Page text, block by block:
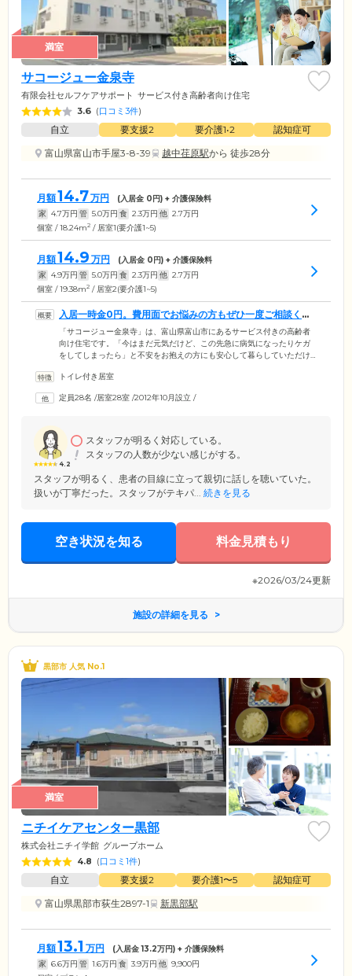
満室
サコージュー金泉寺
有限会社セルフケアサポート サービス付き高齢者向け住宅
3.6 (口コミ3件)
自立 要支援2 要介護1•2
認知症可
富山県富山市手屋3-8-39
越中荏原駅から 徒歩28分
月額14.7万円 (入居金 0円) + 介護保険料
家 4.7万円 管 5.0万円 食 2.3万円 他 2.7万円
個室 / 18.24m2 / 居室1(要介護1~5)
月額14.9 万円 (入居金 0円) + 介護保険料
家 4.9万円 管 5.0万円 食 2.3万円 他 2.7万円
個室 / 19.38m2 / 居室2(要介護1~5)
入居一時金0円。費用面でお悩みの方もぜひ一度ご相談くだ
さい
「サコージュー金泉寺」は、富山県富山市にあるサービス付きの高齢者
向け住宅です。「今はまだ元気だけど、この先急に病気になったりケガ
をしてしまったら」と不安をお抱えの方にも安心して暮らしていただけ
ました。専任のスタッフは24時間常駐しており、日々みなさまの安否確
やご家族様の経済的・精神的な負担になる入居一時金は一切不要としま
トイレ付き居室
定員28名 /居室28室 /2012年10月設立 /
4.2
スタッフが明るく対応している。
スタッフの人数が少ない感じがする。
スタッフが明るく、患者の目線に立って親切に話しを聴いていた。
扱いが丁寧だった。スタッフがテキパ... 続きを見る
空き状況を知る 料金見積もり
※2026/03/24更新
施設の詳細を見る
黒部市 人気 No.1
満室
ニチイケアセンター黒部
株式会社ニチイ学館 グループホーム
4.8 (口コミ1件)
自立 要支援2 要介護1〜5
認知症可
富山県黒部市荻生2897-1
新黒部駅
月額13.1 万円 (入居金13.2万円) + 介護保険料
家 6.6万円 管 1.6万円 食 3.9万円 他 9,900円